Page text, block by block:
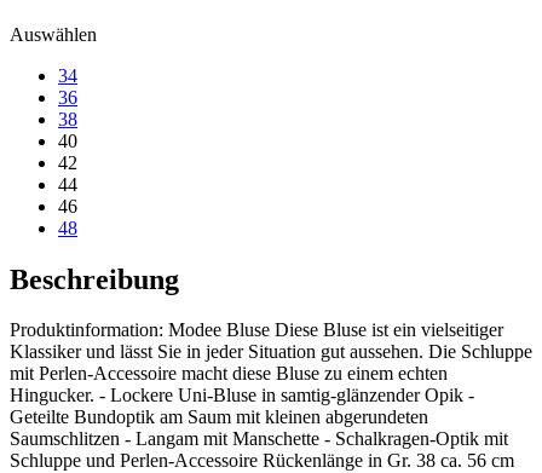
Auswählen
34
36
38
40
42
44
46
48
Beschreibung
Produktinformation: Modee Bluse Diese Bluse ist ein vielseitiger
Klassiker und lässt Sie in jeder Situation gut aussehen. Die Schluppe
mit Perlen-Accessoire macht diese Bluse zu einem echten
Hingucker. - Lockere Uni-Bluse in samtig-glänzender Opik -
Geteilte Bundoptik am Saum mit kleinen abgerundeten
Saumschlitzen - Langam mit Manschette - Schalkragen-Optik mit
Schluppe und Perlen-Accessoire Rückenlänge in Gr. 38 ca. 56 cm